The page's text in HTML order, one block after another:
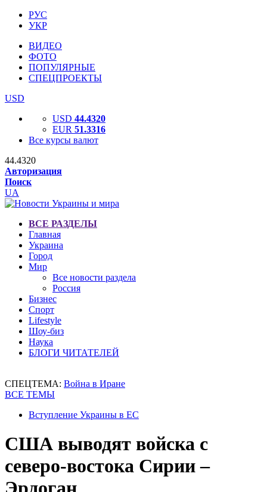
РУС
УКР
ВИДЕО
ФОТО
ПОПУЛЯРНЫЕ
СПЕЦПРОЕКТЫ
USD
USD 44.4320
EUR 51.3316
Все курсы валют
44.4320
Авторизация
Поиск
UA
ВСЕ РАЗДЕЛЫ
Главная
Украина
Город
Мир
Все новости раздела
Россия
Бизнес
Спорт
Lifestyle
Шоу-биз
Наука
БЛОГИ ЧИТАТЕЛЕЙ
СПЕЦТЕМА: Война в Иране
ВСЕ ТЕМЫ
Вступление Украины в ЕС
США выводят войска с
северо-востока Сирии –